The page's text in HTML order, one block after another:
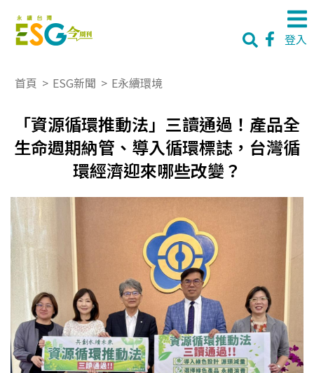
登入
首頁 > ESG新聞 > E永續環境
「資源循環推動法」三讀通過！產品全
生命週期納管、導入循環標誌，台灣循
環經濟迎來哪些改變？